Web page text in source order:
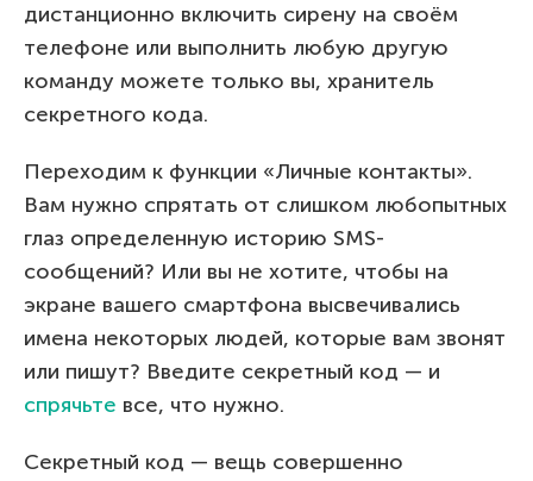
дистанционно включить сирену на своём
телефоне или выполнить любую другую
команду можете только вы, хранитель
секретного кода.
Переходим к функции «Личные контакты».
Вам нужно спрятать от слишком любопытных
глаз определенную историю SMS-
сообщений? Или вы не хотите, чтобы на
экране вашего смартфона высвечивались
имена некоторых людей, которые вам звонят
или пишут? Введите секретный код — и
спрячьте все, что нужно.
Секретный код — вещь совершенно